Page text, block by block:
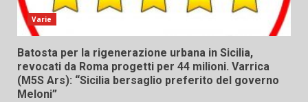
Varie
Batosta per la rigenerazione urbana in Sicilia,
revocati da Roma progetti per 44 milioni. Varrica
(M5S Ars): “Sicilia bersaglio preferito del governo
Meloni”